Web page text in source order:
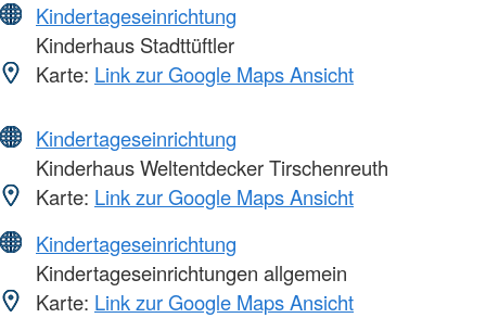
Kindertageseinrichtung
Kinderhaus Stadttüftler
Karte: Link zur Google Maps Ansicht
Kindertageseinrichtung
Kinderhaus Weltentdecker Tirschenreuth
Karte: Link zur Google Maps Ansicht
Kindertageseinrichtung
Kindertageseinrichtungen allgemein
Karte: Link zur Google Maps Ansicht